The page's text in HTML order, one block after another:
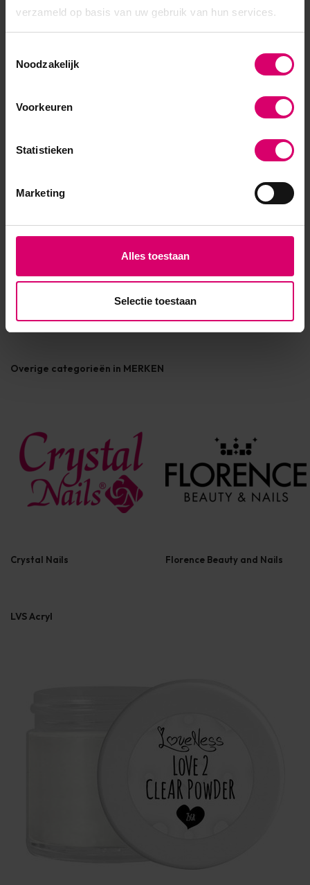
verzameld op basis van uw gebruik van hun services.
Noodzakelijk
Voorkeuren
Statistieken
Marketing
Alles toestaan
Selectie toestaan
LoveNess X-treme White
Overige categorieën in MERKEN
Crystal Nails Florence Beauty and Nails
LVS Acryl